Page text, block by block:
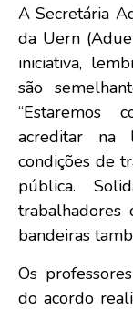
A Secretária
da Uern
iniciativa,
são
“Estaremos
acreditar na
condições de
pública.
trabalhadores
bandeiras
Os
do acordo